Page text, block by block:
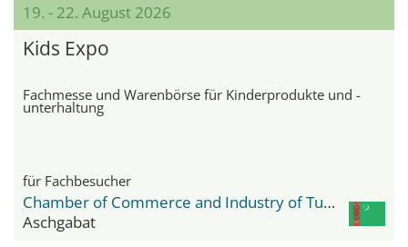
19. - 22. August 2026
Kids Expo
Fachmesse und Warenbörse für Kinderprodukte und -
unterhaltung
für Fachbesucher
Chamber of Commerce and Industry of Turkmenistan
Aschgabat